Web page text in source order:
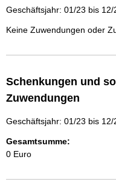
Geschäftsjahr: 01/23 bis 12/
Keine Zuwendungen oder
Schenkungen und
Zuwendungen
Geschäftsjahr: 01/23 bis 12/
Gesamtsumme:
0 Euro